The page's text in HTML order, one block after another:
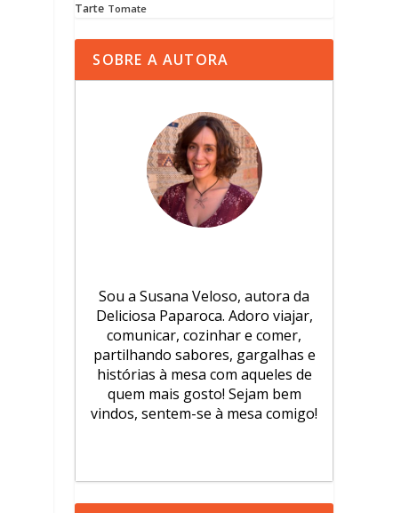
Tarte Tomate
SOBRE A AUTORA
Sou a Susana Veloso, autora da
Deliciosa Paparoca. Adoro viajar,
comunicar, cozinhar e comer,
partilhando sabores, gargalhas e
histórias à mesa com aqueles de
quem mais gosto! Sejam bem
vindos, sentem-se à mesa comigo!